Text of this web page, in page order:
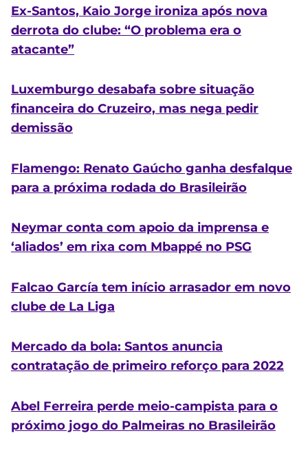
Ex-Santos, Kaio Jorge ironiza após nova
derrota do clube: “O problema era o
atacante”
Luxemburgo desabafa sobre situação
financeira do Cruzeiro, mas nega pedir
demissão
Flamengo: Renato Gaúcho ganha desfalque
para a próxima rodada do Brasileirão
Neymar conta com apoio da imprensa e
‘aliados’ em rixa com Mbappé no PSG
Falcao García tem início arrasador em novo
clube de La Liga
Mercado da bola: Santos anuncia
contratação de primeiro reforço para 2022
Abel Ferreira perde meio-campista para o
próximo jogo do Palmeiras no Brasileirão